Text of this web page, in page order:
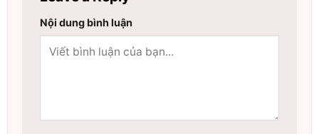
Nội dung bình luận